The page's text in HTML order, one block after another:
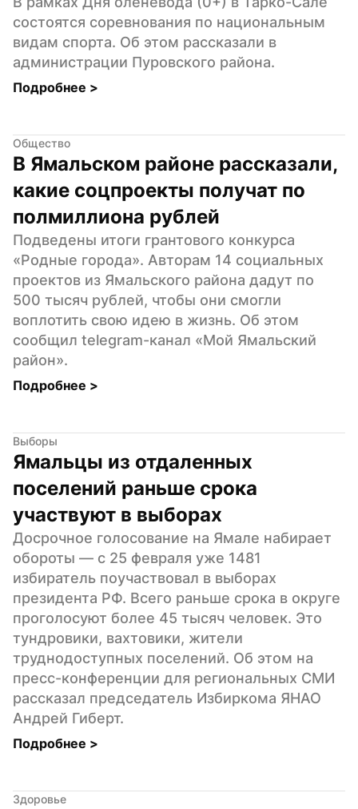
состоятся соревнования по национальным
видам спорта. Об этом рассказали в
администрации Пуровского района.
Подробнее >
Общество
В Ямальском районе рассказали,
какие соцпроекты получат по
полмиллиона рублей
Подведены итоги грантового конкурса
«Родные города». Авторам 14 социальных
проектов из Ямальского района дадут по
500 тысяч рублей, чтобы они смогли
воплотить свою идею в жизнь. Об этом
сообщил telegram-канал «Мой Ямальский
район».
Подробнее >
Выборы
Ямальцы из отдаленных
поселений раньше срока
участвуют в выборах
Досрочное голосование на Ямале набирает
обороты — с 25 февраля уже 1481
избиратель поучаствовал в выборах
президента РФ. Всего раньше срока в округе
проголосуют более 45 тысяч человек. Это
тундровики, вахтовики, жители
труднодоступных поселений. Об этом на
пресс-конференции для региональных СМИ
рассказал председатель Избиркома ЯНАО
Андрей Гиберт.
Подробнее >
Здоровье